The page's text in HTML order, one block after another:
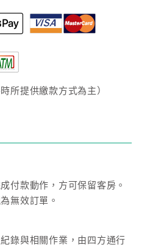
所提供繳款方式為主）
付款動作，方可保留客房。
無效訂單。
錄與相關作業，由四方通行